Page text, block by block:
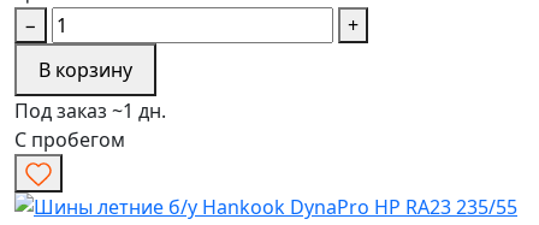
−
+
В корзину
Под заказ ~1 дн.
С пробегом